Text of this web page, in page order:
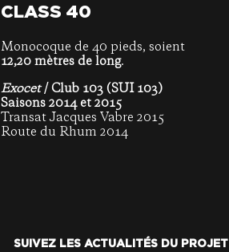
CLASS 40
Monocoque de 40 pieds, soient
12,20 mètres de long.
Exocet/ Club 103 (SUI 103)
Saisons 2014 et 2015
Transat Jacques Vabre 2015
Route du Rhum 2014
SUIVEZ LES ACTUALITÉS DU PROJET